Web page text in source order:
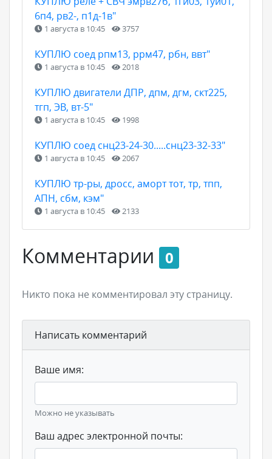
6п4, рв2-, п1д-1в"
1 августа в 10:45 3757
КУПЛЮ соед рпм13, ррм47, рбн, ввт"
1 августа в 10:45 2018
КУПЛЮ двигатели ДПР, дпм, дгм, скт225,
тгп, ЭВ, вт-5"
1 августа в 10:45 1998
КУПЛЮ соед снц23-24-30.....снц23-32-33"
1 августа в 10:45 2067
КУПЛЮ тр-ры, дросс, аморт тот, тр, тпп,
АПН, сбм, кэм"
1 августа в 10:45 2133
Комментарии 0
Никто пока не комментировал эту страницу.
Написать комментарий
Ваше имя:
Можно не указывать
Ваш адрес электронной почты: